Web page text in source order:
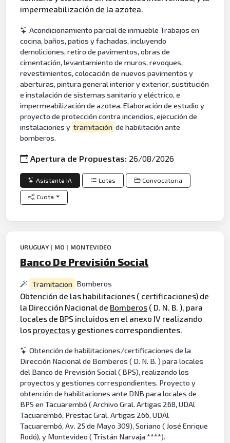
impermeabilización de la azotea.
Acondicionamiento parcial de inmueble Trabajos en
cocina, baños, patios y fachadas, incluyendo
demoliciones, retiro de pavimentos, obras de
cimentación, levantamiento de muros, revoques,
revestimientos, colocación de nuevos pavimentos y
aberturas, pintura general interior y exterior, sustitución
e instalación de sistemas sanitario y eléctrico, e
impermeabilización de azotea. Elaboración de estudio y
proyecto de protección contra incendios, ejecución de
instalaciones y tramitación de habilitación ante
bomberos.
Apertura de Propuestas: 26/08/2026
Asistente IA Lotes Convocatoria
Cuota
URUGUAY | MO | MONTEVIDEO
Banco De Previsión Social
Tramitacion Bomberos
Obtención de las habilitaciones ( certificaciones) de
la Dirección Nacional de Bomberos ( D. N. B. ), para
locales de BPS incluidos en el anexo IV realizando
los proyectosy gestiones correspondientes.
Obtención de habilitaciones/certificaciones de la
Dirección Nacional de Bomberos ( D. N. B. ) para locales
del Banco de Previsión Social ( BPS), realizando los
proyectos y gestiones correspondientes. Proyecto y
obtención de habilitaciones ante DNB para locales de
BPS en Tacuarembó ( Archivo Gral. Artigas 268, UDAl
Tacuarembó, Prestac Gral. Artigas 266, UDAl
Tacuarembó, Av. 25 de Mayo 309), Soriano ( José Enrique
Rodó), y Montevideo ( Tristán Narvaja ****).